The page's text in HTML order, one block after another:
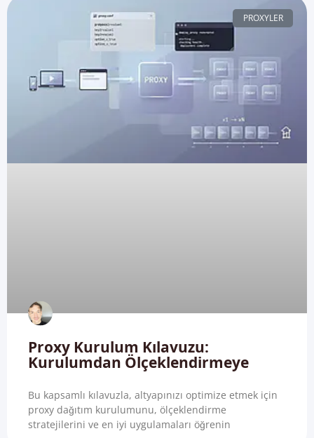
PROXYLER
Proxy Kurulum Kılavuzu:
Kurulumdan Ölçeklendirmeye
Bu kapsamlı kılavuzla, altyapınızı optimize etmek için
proxy dağıtım kurulumunu, ölçeklendirme
stratejilerini ve en iyi uygulamaları öğrenin